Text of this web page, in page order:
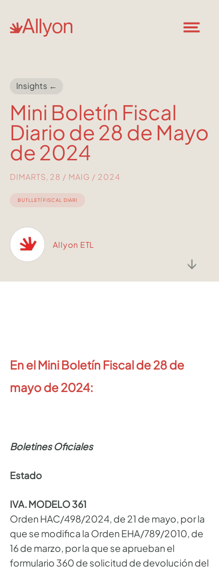
↓
Insights ←
Mini Boletín Fiscal
Diario de 28 de Mayo
de 2024
DIMARTS, 28 / MAIG / 2024
BUTLLETÍ FISCAL DIARI
Allyon ETL
En el Mini Boletín Fiscal de 28 de
mayo de 2024:
Boletines Oficiales
Estado
IVA. MODELO 361
Orden HAC/498/2024, de 21 de mayo, por la
que se modifica la Orden EHA/789/2010, de
16 de marzo, por la que se aprueban el
formulario 360 de solicitud de devolución del